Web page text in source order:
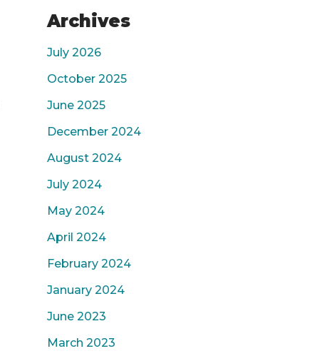
Archives
July 2026
October 2025
June 2025
December 2024
August 2024
July 2024
May 2024
April 2024
February 2024
January 2024
June 2023
March 2023